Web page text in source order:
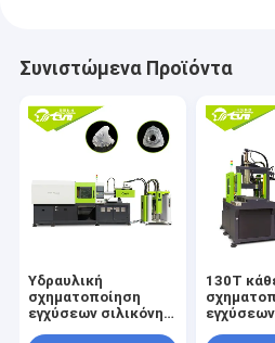
Συνιστώμενα Προϊόντα
Υδραυλική
σχηματοποίηση
εγχύσεων σιλικόνης
130T